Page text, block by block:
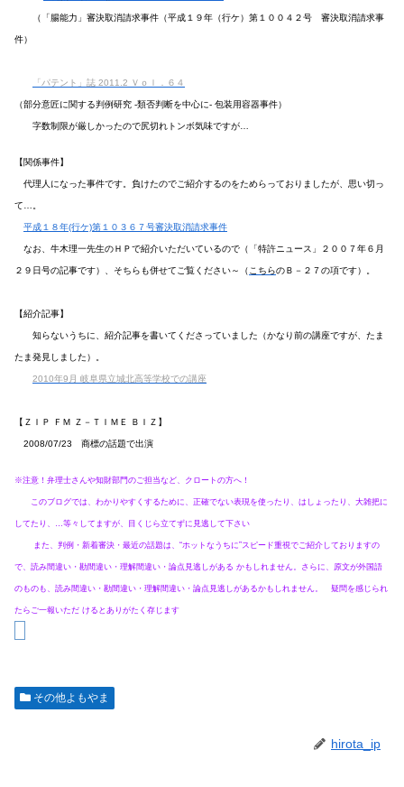
（「腸能力」審決取消請求事件（平成１９年（行ケ）第１００４２号 審決取消請求事
件）
「パテント」誌 2011.2 Ｖｏｌ．６４
（部分意匠に関する判例研究 -類否判断を中心に- 包装用容器事件）
字数制限が厳しかったので尻切れトンボ気味ですが…
【関係事件】
代理人になった事件です。負けたのでご紹介するのをためらっておりましたが、思い切っ
て…。
平成１８年(行ケ)第１０３６７号審決取消請求事件
なお、牛木理一先生のＨＰで紹介いただいているので（「特許ニュース」２００７年６月
２９日号の記事です）、そちらも併せてご覧ください～（ こちらのＢ－２７の項です）。
【紹介記事】
知らないうちに、紹介記事を書いてくださっていました（かなり前の講座ですが、たま
たま発見しました）。
2010年9月 岐阜県立城北高等学校での講座
【ＺＩＰ ＦＭ Ｚ－ＴＩＭＥ ＢＩＺ】
2008/07/23 商標の話題で出演
※注意！弁理士さんや知財部門のご担当など、クロートの方へ！
このブログでは、わかりやすくするために、正確でない表現を使ったり、はしょったり、大雑把に
してたり、…等々してますが、目くじら立てずに見逃して下さい
また、判例・新着審決・最近の話題は、“ホットなうちに”スピード重視でご紹介しておりますの
で、読み間違い・勘間違い・理解間違い・論点見逃しがある かもしれません。さらに、原文が外国語
のものも、読み間違い・勘間違い・理解間違い・論点見逃しがあるかもしれません。 疑問を感じられ
たらご一報いただ けるとありがたく存じます
その他よもやま
hirota_ip